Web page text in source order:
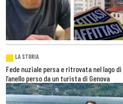
LA STORIA
Fede nuziale persa e ritrovata nel lago
l’anello perso da un turista di Genova